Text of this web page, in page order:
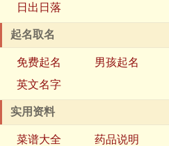
日出日落
起名取名
免费起名 男孩起名
英文名字
实用资料
菜谱大全 药品说明